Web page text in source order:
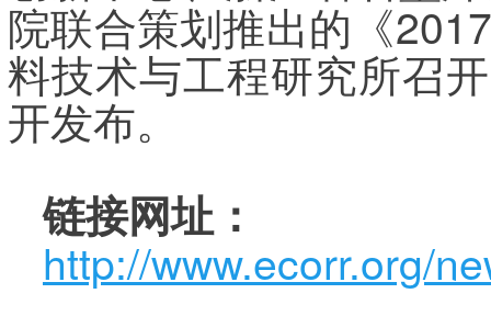
院联合策划推出的《
料技术与工程研究所召
开发布。
链接网址：
http://www.ecorr.org/